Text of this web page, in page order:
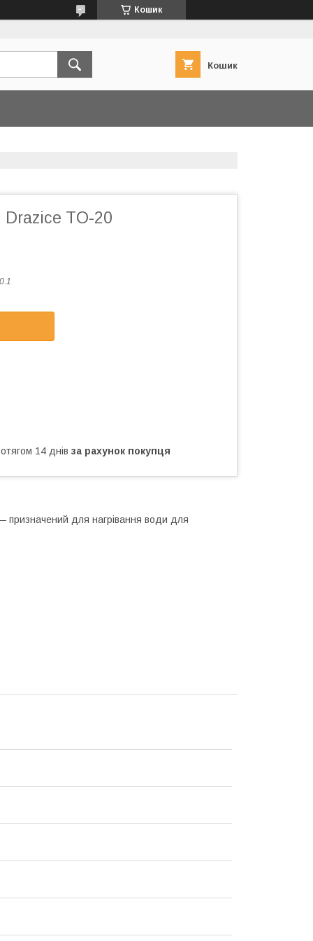
Кошик
Кошик
Drazice TO-20
14 днів за рахунок покупця
призначений для нагрівання води для